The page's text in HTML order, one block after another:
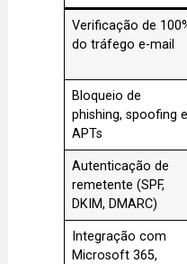
Verificação de
do tráfego e-mail
Bloqueio de
phishing, spoofing e
APTs
Autenticação de
remetente (SPF,
DKIM, DMARC)
Integração com
Microsoft 365,